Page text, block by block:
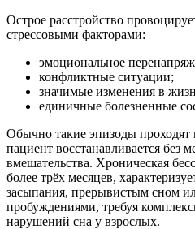
Острое расстройство
стрессовыми факторами:
эмоциональное
конфликтные ситуации;
значимые изменения в
единичные болезненные
Обычно такие эпизоды проходят
пациент восстанавливается без
вмешательства. Хроническая
более трёх месяцев,
засыпания, прерывистым сном
пробуждениями, требуя
нарушений сна у взрослых.